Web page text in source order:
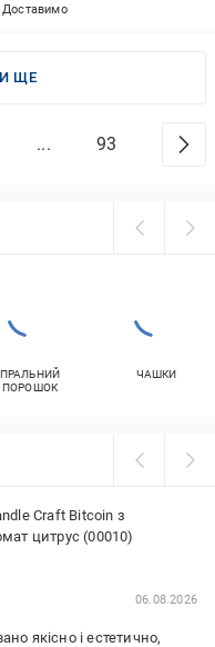
Доставимо
ЩЕ
... 93
ПРАЛЬНИЙ
ПОРОШОК
ЧАШКИ
Craft Bitcoin з
цитрус (00010)
06.08.2026
якісно і естетично,